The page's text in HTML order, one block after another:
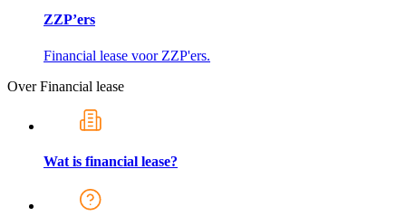
ZZP’ers
Financial lease voor ZZP'ers.
Over Financial lease
Wat is financial lease?